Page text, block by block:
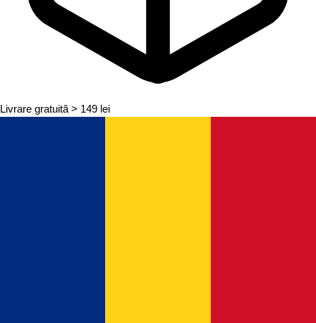
Livrare gratuită > 149 lei